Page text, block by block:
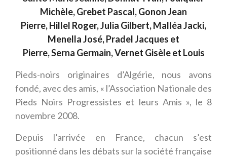
Michèle, Grebet Pascal, Gonon Jean
Pierre, Hillel Roger, Julia Gilbert, Malléa Jacki,
Menella José, Pradel Jacques et
Pierre, Serna Germain, Vernet Gisèle et Louis
Pieds-noirs originaires d’Algérie, nous avons
fondé, avec des amis, « l’Association Nationale des
Pieds Noirs Progressistes et leurs Amis », le 8
novembre 2008.
Depuis l’arrivée en France, chacun s’est
positionné dans les débats sur la société française